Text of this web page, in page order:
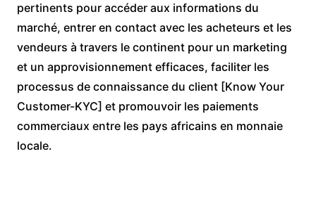
pertinents pour accéder aux informations du
marché, entrer en contact avec les acheteurs et les
vendeurs à travers le continent pour un marketing
et un approvisionnement efficaces, faciliter les
processus de connaissance du client [Know Your
Customer-KYC] et promouvoir les paiements
commerciaux entre les pays africains en monnaie
locale.